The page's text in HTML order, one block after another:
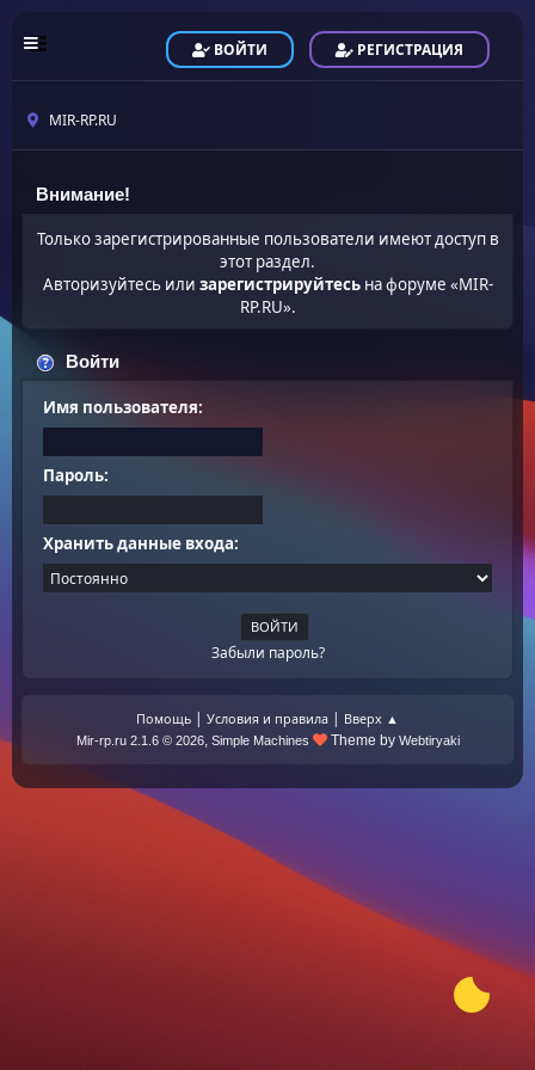
ВОЙТИ РЕГИСТРАЦИЯ
MIR-RP.RU
Внимание!
Только зарегистрированные пользователи имеют доступ в
этот раздел.
Авторизуйтесь или зарегистрируйтесьна форуме «MIR-
RP.RU».
Войти
Имя пользователя:
Пароль:
Хранить данные входа:
Забыли пароль?
Помощь | Условия и правила | Вверх ▲
Mir-rp.ru 2.1.6 © 2026, Simple Machines Theme by Webtiryaki